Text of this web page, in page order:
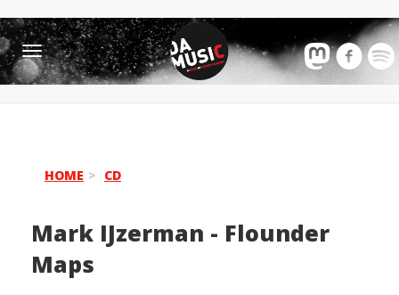
Toggle
navigation
HOME CD
Mark IJzerman - Flounder
Maps